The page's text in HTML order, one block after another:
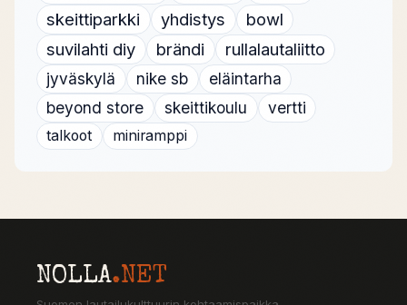
skeittiparkki
yhdistys
bowl
suvilahti diy
brändi rullalautaliitto
jyväskylä nike sb
eläintarha
beyond store
skeittikoulu vertti
talkoot miniramppi
NOLLA.NET